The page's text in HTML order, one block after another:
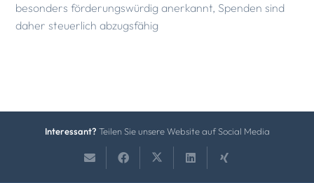
besonders förderungswürdig anerkannt, Spenden sind
daher steuerlich abzugsfähig
Interessant? Teilen Sie unsere Website auf Social Media